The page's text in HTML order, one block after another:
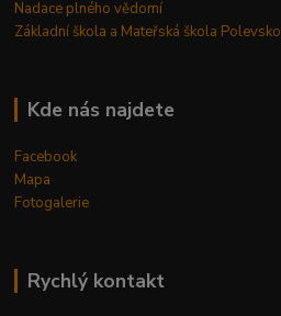
Nadace plného vědomí
Základní škola a Mateřská škola Polevsko
Kde nás najdete
Facebook
Mapa
Fotogalerie
Rychlý kontakt